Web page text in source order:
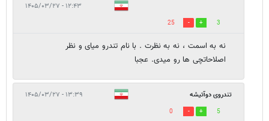
۱۲:۴۳ - ۱۴۰۵/۰۳/۲۷
3
25
نه به اسمت ، نه به نظرت . با نام تندرو میای و نظر
اصلاحاتچی ها رو میدی. عجبا
تندروی دوآتیشه ۱۳:۳۹ - ۱۴۰۵/۰۳/۲۷
5
0